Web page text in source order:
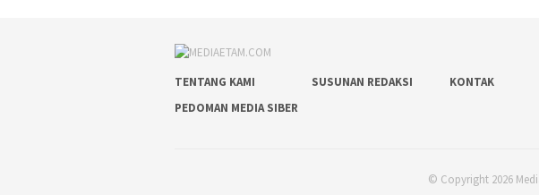
TENTANG KAMI SUSUNAN REDAKSI
KONTAK
PEDOMAN MEDIA SIBER
© Copyright 2026